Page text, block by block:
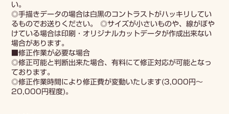
い。
◎手描きデータの場合は白黒のコントラストがハッキリしてい
るものでお送りください。 ◎サイズが小さいものや、線がぼや
けている場合は印刷・オリジナルカットデータが作成出来ない
場合があります。
■修正作業が必要な場合
◎修正可能と判断出来た場合、有料にて修正対応が可能となっ
ております。
◎修正作業時間により修正費が変動いたします(3,000円～
20,000円程度)。